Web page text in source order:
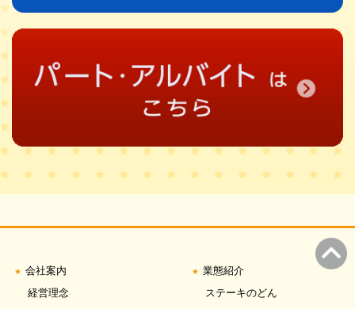
会社案内
経営理念
業態紹介
ステーキのどん